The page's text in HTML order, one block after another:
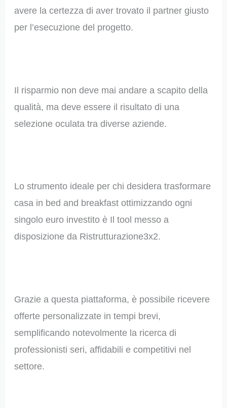
avere la certezza di aver trovato il partner giusto
per l’esecuzione del progetto.
Il risparmio non deve mai andare a scapito della
qualità, ma deve essere il risultato di una
selezione oculata tra diverse aziende.
Lo strumento ideale per chi desidera trasformare
casa in bed and breakfast ottimizzando ogni
singolo euro investito è Il tool messo a
disposizione da Ristrutturazione3x2.
Grazie a questa piattaforma, è possibile ricevere
offerte personalizzate in tempi brevi,
semplificando notevolmente la ricerca di
professionisti seri, affidabili e competitivi nel
settore.